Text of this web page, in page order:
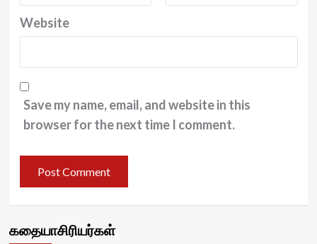
Website
Save my name, email, and website in this
browser for the next time I comment.
கதையாசிரியர்கள்